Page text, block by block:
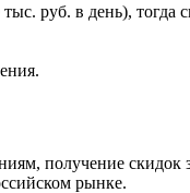
руб. в день), тогда
получение скидок
рынке.